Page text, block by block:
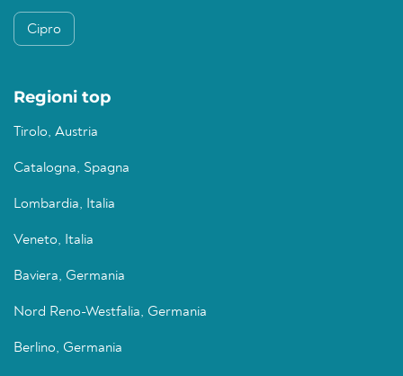
Cipro
Regioni top
Tirolo, Austria
Catalogna, Spagna
Lombardia, Italia
Veneto, Italia
Baviera, Germania
Nord Reno-Westfalia, Germania
Berlino, Germania